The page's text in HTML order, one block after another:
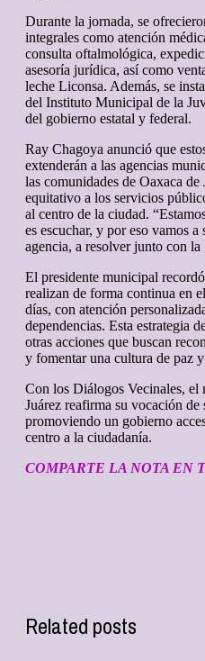
Durante la jornada, se
integrales como atención
consulta oftalmológica,
asesoría jurídica, así como
leche Liconsa. Además, se
del Instituto Municipal de la
del gobierno estatal y federal.
Ray Chagoya anunció que
extenderán a las agencias
las comunidades de Oaxaca de
equitativo a los servicios
al centro de la ciudad.
es escuchar, y por eso vamos
agencia, a resolver junto con la
El presidente municipal
realizan de forma continua en
días, con atención
dependencias. Esta estrategia
otras acciones que buscan
y fomentar una cultura de paz
Con los Diálogos Vecinales, el
Juárez reafirma su vocación
promoviendo un gobierno
centro a la ciudadanía.
COMPARTE LA NOTA EN
Related posts